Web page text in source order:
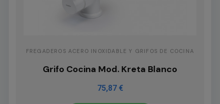
FREGADEROS ACERO INOXIDABLE Y GRIFOS DE COCINA
Grifo Cocina Mod. Kreta Blanco
75,87 €